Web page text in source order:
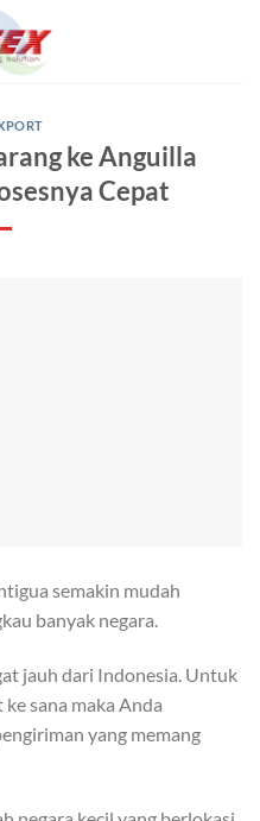
ke Anguilla
Cepat
semakin mudah
banyak negara.
jauh dari Indonesia. Untuk
sana maka Anda
yang memang